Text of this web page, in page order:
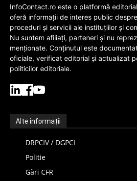
InfoContact.ro este o platformă
oferă informații de interes public
proceduri și servicii ale instituțiilor și
Nu suntem afiliați, parteneri și nu
menționate. Conținutul este
oficiale, verificat editorial și actualizat
politicilor editoriale.
Alte informații
DRPCIV / DGPCI
Politie
Gări CFR